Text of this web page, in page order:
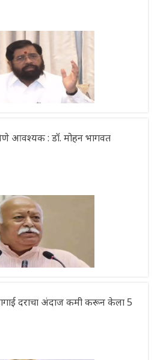
आवश्यक : डॉ. मोहन भागवत
दराचा अंदाज कमी करून केला 5